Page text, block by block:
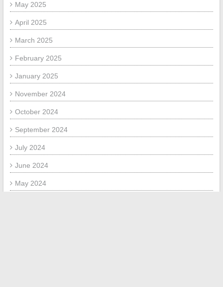
May 2025
April 2025
March 2025
February 2025
January 2025
November 2024
October 2024
September 2024
July 2024
June 2024
May 2024